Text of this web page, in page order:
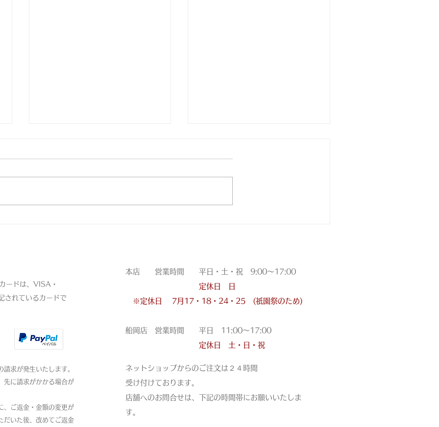
皮裁ち庖丁 三ﾂ目錐
ードは、VISA・
れているカードで
求が発生いたします。
先に請求がかかる場合が
、ご返金・金額の変更が
だいた後、改めてご返金
本店 営業時間 平日・土・祝 9:00〜17:00
定休日 日
※定休日 7月17・18・24・25 (祇園祭のため)
船岡店 営業時間 平日 11:00〜17:00
定休日 土・日・祝
ネットショップからのご注文は ２４時間
受け付けております。
店舗へのお問合せは、下記の時間帯にお願いいたしま
す。